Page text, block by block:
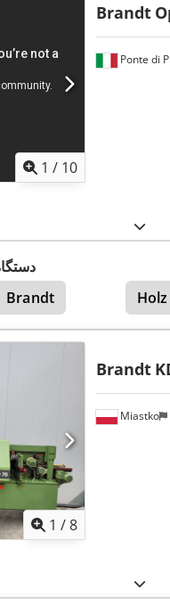
1 / 10
Ponte di
Brandt
Brandt
1 /8
Miastko
Brandt